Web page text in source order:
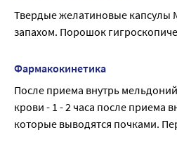
симптомов психического и
действие.
реабилитационный период.
При сердечной
частоту приступов
циркуляцию крови в очаге
Эффективен в случае
Твердые желатиновые капсулы
запахом. Порошок
Фармакокинетика
После приема внутрь
крови - 1 - 2 часа после приема
которые выводятся почками.